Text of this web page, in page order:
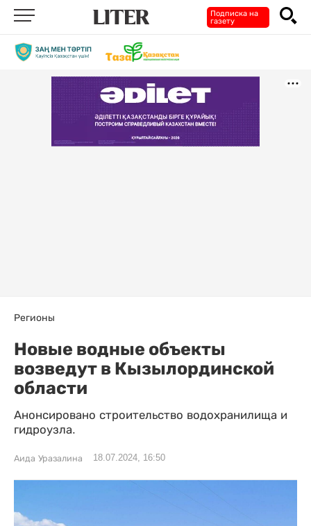
Подписка на
газету
Регионы
Новые водные объекты
возведут в Кызылординской
области
Анонсировано строительство водохранилища и
гидроузла.
Аида Уразалина 18.07.2024, 16:50